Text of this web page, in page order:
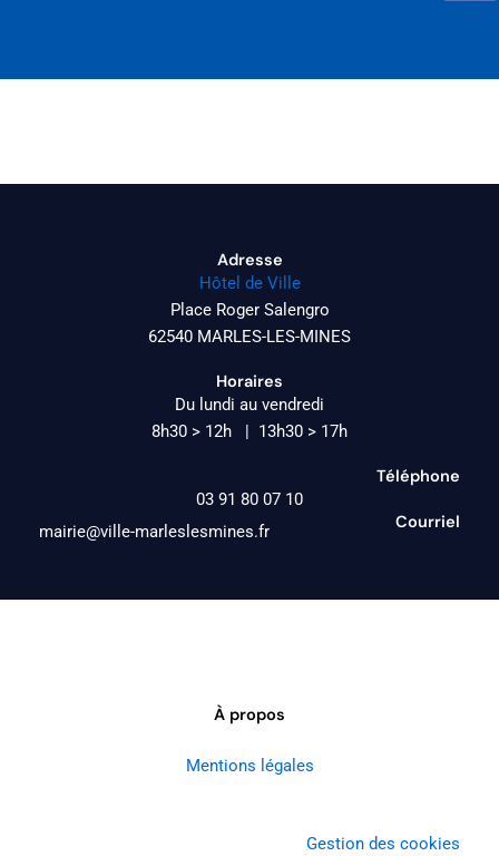
Adresse
Hôtel de Ville
Place Roger Salengro
62540 MARLES-LES-MINES
Horaires
Du lundi au vendredi
8h30 > 12h | 13h30 > 17h
Téléphone
03 91 80 07 10
Courriel
mairie@ville-marleslesmines.fr
À propos
Mentions légales
Gestion des cookies